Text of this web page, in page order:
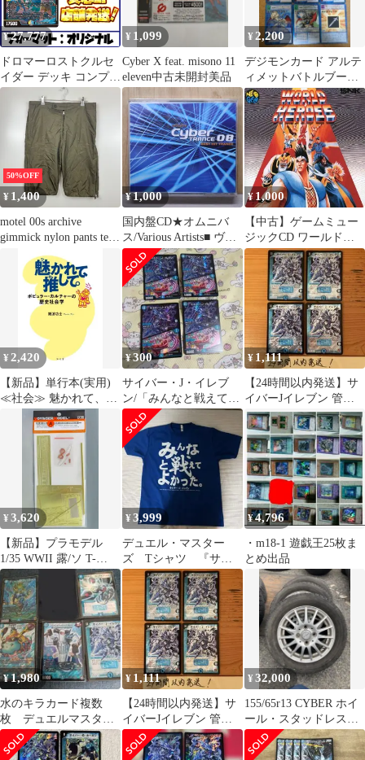
ブラック XS S M L
XL(LL) オーバーサイ
ズ ユニセックス
¥27,777
ドロマーロストクルセ
イダー デッキ コンプオ
フ【ファボDM1209】
¥ 1,099
Cyber X feat. misono 11
eleven中古未開封美品
¥2,200
デジモンカード アルテ
ィメットバトルブース
ター まとめ売り
50%OFF
¥ 1,400
motel 00s archive
gimmick nylon pants tech
cyber y2k モーテル ナイ
ロンパンツ ギミック 多
ジップ ショーツ ハーフ
パンツ アーカイブ
¥1,000
国内盤CD★オムニバ
ス/Various Artists■ ヴェ
ルファーレ サイバート
ランス08-ベスト・ヒッ
ト・トランス-(CCCD)
【AVCD17294/49880641
72948】O72445
¥1,000
【中古】ゲームミュー
ジックCD ワールドヒ
ーローズ/SNK
¥ 2,420
【新品】単行本(実用)
≪社会≫ 魅かれて、推
して。 / 難波功士
¥300
サイバー・J・イレブ
ン/「みんなと戦えてよ
かった♥」 4枚
¥ 1,111
【24時間以内発送】サ
イバーJイレブン 管理
番号16118
¥3,620
【新品】プラモデル
1/35 WWII 露/ソ T-
34/85「トーマシール
ド」メッシュシュルツ
ェン アップグレードセ
ット(ドラゴン
6066/6203/6319/3318用)
ディティールアップパ
ーツ [PE351378A]
¥3,999
デュエル・マスター
ズ Tシャツ 『サイ
バー・J・イレブン』
フレーバーテキスト
¥4,796
・m18-1 遊戯王25枚ま
とめ出品
¥1,980
水のキラカード複数
枚 デュエルマスター
ズ
¥ 1,111
【24時間以内発送】サ
イバーJイレブン 管理
番号16119
¥32,000
155/65r13 CYBER ホイ
ール・スタッドレスタ
イヤ×4本セット